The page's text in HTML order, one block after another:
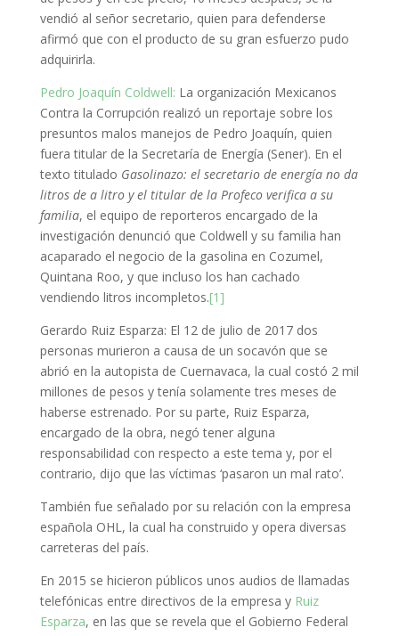
vendió al señor secretario, quien para defenderse
afirmó que con el producto de su gran esfuerzo pudo
adquirirla.
Pedro Joaquín Coldwell: La organización Mexicanos
Contra la Corrupción realizó un reportaje sobre los
presuntos malos manejos de Pedro Joaquín, quien
fuera titular de la Secretaría de Energía (Sener). En el
texto titulado Gasolinazo: el secretario de energía no da
litros de a litro y el titular de la Profeco verifica a su
familia, el equipo de reporteros encargado de la
investigación denunció que Coldwell y su familia han
acaparado el negocio de la gasolina en Cozumel,
Quintana Roo, y que incluso los han cachado
vendiendo litros incompletos.[1]
Gerardo Ruiz Esparza: El 12 de julio de 2017 dos
personas murieron a causa de un socavón que se
abrió en la autopista de Cuernavaca, la cual costó 2 mil
millones de pesos y tenía solamente tres meses de
haberse estrenado. Por su parte, Ruiz Esparza,
encargado de la obra, negó tener alguna
responsabilidad con respecto a este tema y, por el
contrario, dijo que las víctimas ‘pasaron un mal rato’.
También fue señalado por su relación con la empresa
española OHL, la cual ha construido y opera diversas
carreteras del país.
En 2015 se hicieron públicos unos audios de llamadas
telefónicas entre directivos de la empresa y Ruiz
Esparza, en las que se revela que el Gobierno Federal